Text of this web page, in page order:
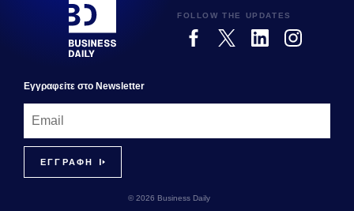
FOLLOW THE UPDATES
Εγγραφεiτε στο Newsletter
© 2026 Business Daily